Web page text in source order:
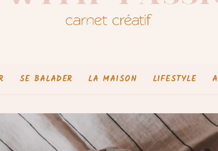
SE BALADER LA MAISON LIFESTYLE